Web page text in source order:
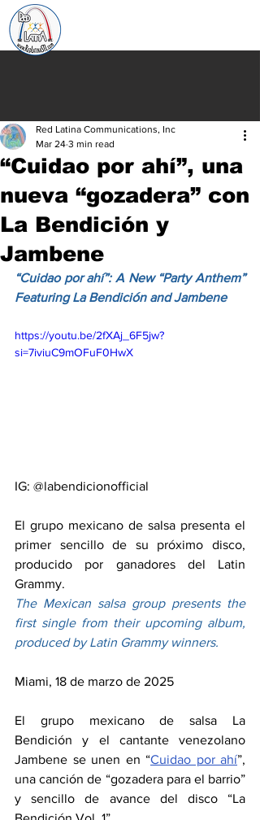
“Cuidao por ahí”, una
nueva “gozadera” con
La Bendición y
Jambene
Red Latina Communications, Inc
Mar 24 3 min read
“Cuidao por ahí”: A New “Party Anthem”
Featuring La Bendición and Jambene
https://youtu.be/2fXAj_6F5jw?
si=7iviuC9mOFuF0HwX
IG: @labendicionofficial
El grupo mexicano de salsa presenta el
primer sencillo de su próximo disco,
producido por ganadores del Latin
Grammy.
The Mexican salsa group presents the
first single from their upcoming album,
produced by Latin Grammy winners.
Miami, 18 de marzo de 2025
El grupo mexicano de salsa La
Bendición y el cantante venezolano
Jambene se unen en “Cuidao por ahí”,
una canción de “gozadera para el barrio”
y sencillo de avance del disco “La